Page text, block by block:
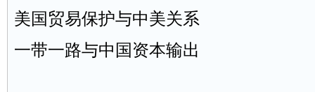
美国贸易保护与中美关系
一带一路与中国资本输出